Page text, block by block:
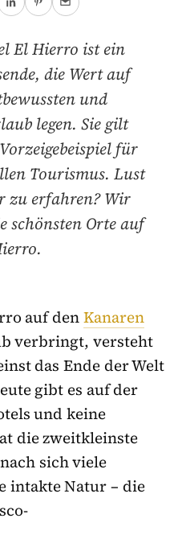
El Hierro ist ein
die Wert auf
und
legen. Sie gilt
für
Tourismus. Lust
zu erfahren? Wir
schönsten Orte auf
auf denKanaren
verbringt, versteht
das Ende der Welt
gibt es auf der
und keine
die zweitkleinste
sich viele
intakte Natur – die